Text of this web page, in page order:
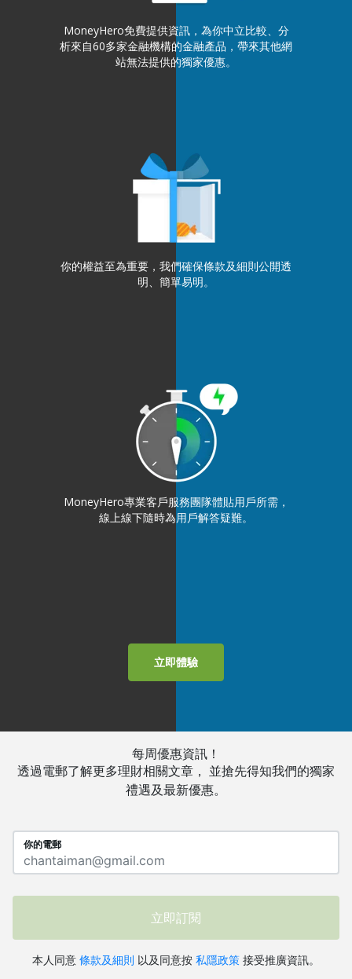
MoneyHero免費提供資訊，為你中立比較、分
析來自60多家金融機構的金融產品，帶來其他網
站無法提供的獨家優惠。
你的權益至為重要，我們確保條款及細則公開透
明、簡單易明。
MoneyHero專業客戶服務團隊體貼用戶所需，
線上線下隨時為用戶解答疑難。
立即體驗
每周優惠資訊！
透過電郵了解更多理財相關文章， 並搶先得知我們的獨家
禮遇及最新優惠。